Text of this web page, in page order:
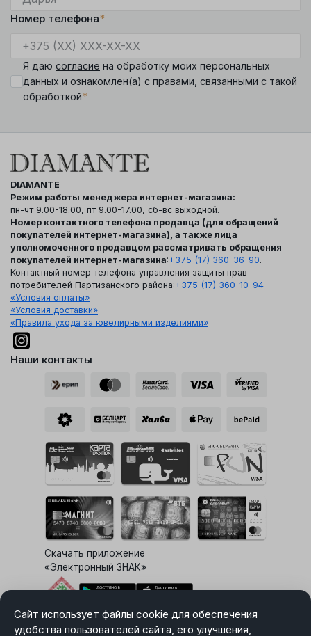
Сайт использует файлы cookie для обеспечения
удобства пользователей сайта, его улучшения,
Номер телефона*
Я даю согласие на обработку моих персональных
данных и ознакомлен(а) с правами , связанными с такой
обработкой*
DIAMANTE
Режим работы менеджера интернет-магазина:
пн-чт 9.00-18.00, пт 9.00-17.00, сб-вс выходной.
Номер контактного телефона продавца (для обращений
покупателей интернет-магазина), а также лица
уполномоченного продавцом рассматривать обращения
покупателей интернет-магазина:+375 (17) 360-36-90.
Контактный номер телефона управления защиты прав
потребителей Партизанского района:+375 (17) 360-10-94
«Условия оплаты»
«Условия доставки»
«Правила ухода за ювелирными изделиями»
Наши контакты
Скачать приложение
«Электронный ЗНАК»
Выбор настроек Cookie